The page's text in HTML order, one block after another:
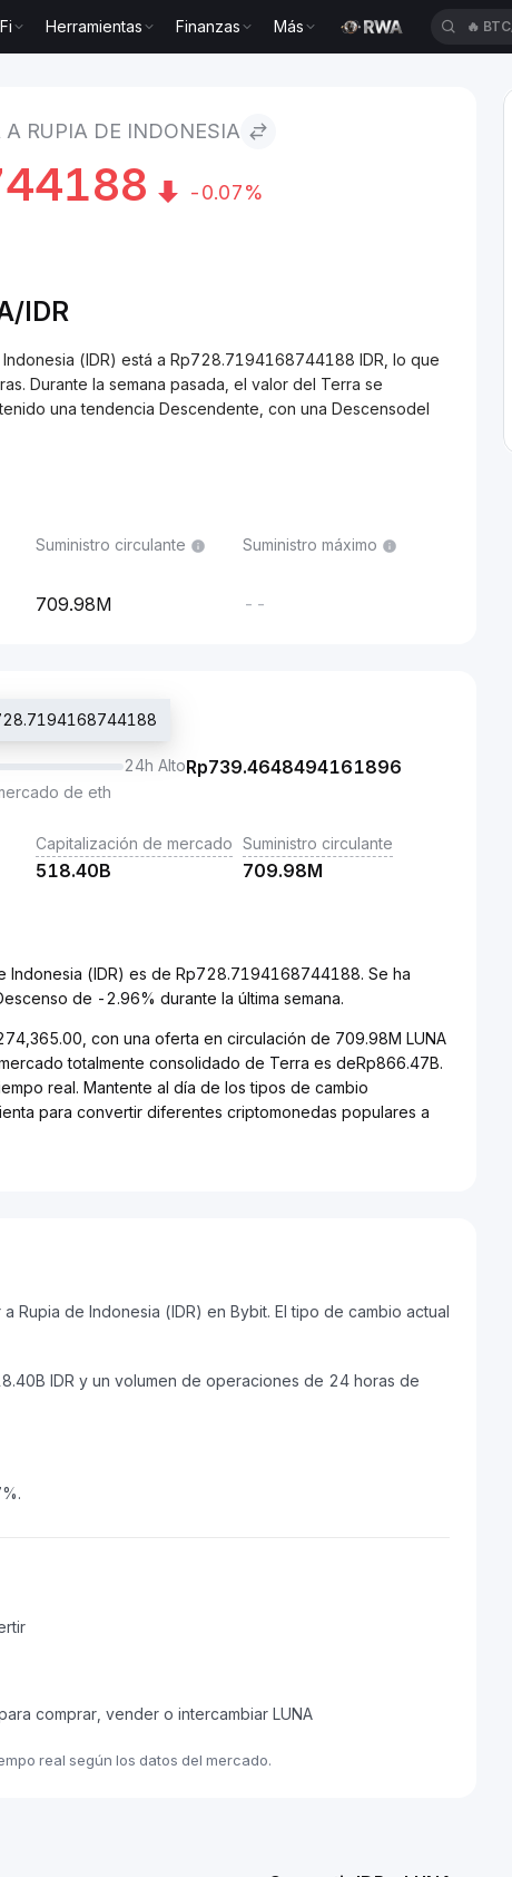
Herramientas Finanzas Más 🔥
A RUPIA DE INDONESIA
-0.07%
IDR
(IDR) está a Rp728.7194168744188 IDR, lo que
Durante la semana pasada, el valor del Terra se
una tendencia Descendente, con una Descensodel
Suministro circulante
709.98M
Suministro máximo
--
24h AltoRp739.4648494161896
de eth
Capitalización de mercado
518.40B
Suministro circulante
709.98M
Indonesia (IDR) es de Rp728.7194168744188. Se ha
de -2.96% durante la última semana.
con una oferta en circulación de 709.98M LUNA
totalmente consolidado de Terra es deRp866.47B.
real. Mantente al día de los tipos de cambio
para convertir diferentes criptomonedas populares a
Rupia de Indonesia (IDR) en Bybit. El tipo de cambio actual
IDR y un volumen de operaciones de 24 horas de
comprar, vender o intercambiar LUNA
real según los datos del mercado.